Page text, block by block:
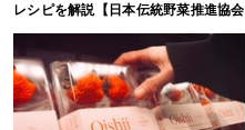
レシピを解説【日本伝統野菜推進協会
監修】